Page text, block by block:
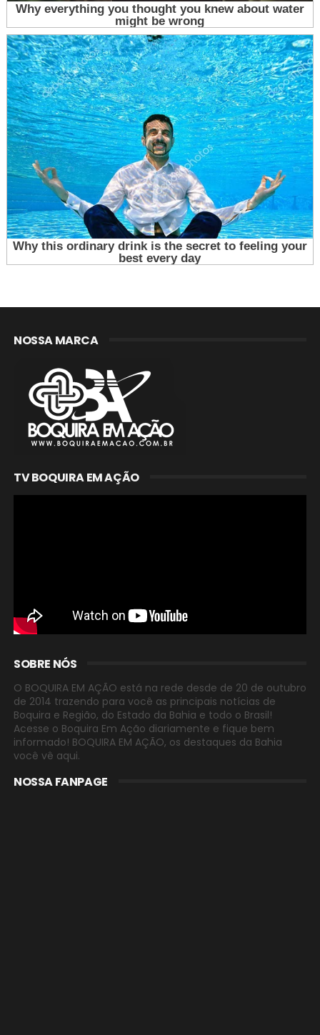
NOSSA MARCA
TV BOQUIRA EM AÇÃO
SOBRE NÓS
O BOQUIRA EM AÇÃO está na rede desde de 20 de outubro
de 2014 trazendo para você as principais notícias de
Boquira e Região, do Estado da Bahia e todo o Brasil!
Acesse o Boquira Em Ação diariamente e fique bem
informado! BOQUIRA EM AÇÃO, os destaques da Bahia
você vê aqui.
NOSSA FANPAGE